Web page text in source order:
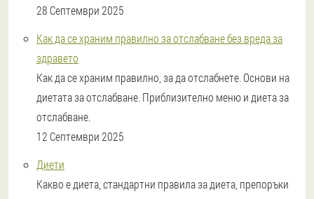
28 Септември 2025
Как да се храним правилно за отслабване без вреда за
здравето
Как да се храним правилно, за да отслабнете. Основи на
диетата за отслабване. Приблизително меню и диета за
отслабване.
12 Септември 2025
Диети
Какво е диета, стандартни правила за диета, препоръки